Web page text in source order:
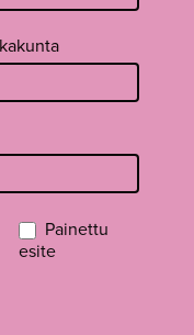
Painettu
esite